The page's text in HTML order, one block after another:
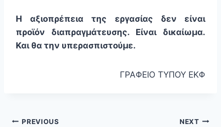
Η αξιοπρέπεια της εργασίας δεν είναι
προϊόν διαπραγμάτευσης. Είναι δικαίωμα.
Και θα την υπερασπιστούμε.
ΓΡΑΦΕΙΟ ΤΥΠΟΥ ΕΚΦ
PREVIOUS NEXT